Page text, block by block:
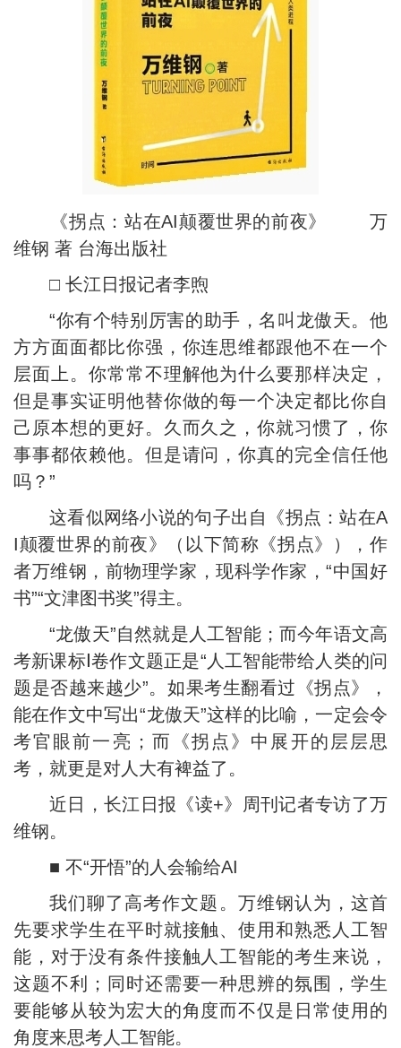
《拐点：站在AI颠覆世界的前夜》 万
维钢 著 台海出版社
□ 长江日报记者李煦
“你有个特别厉害的助手，名叫龙傲天。他
方方面面都比你强，你连思维都跟他不在一个
层面上。你常常不理解他为什么要那样决定，
但是事实证明他替你做的每一个决定都比你自
己原本想的更好。久而久之，你就习惯了，你
事事都依赖他。但是请问，你真的完全信任他
吗？”
这看似网络小说的句子出自《拐点：站在A
I颠覆世界的前夜》（以下简称《拐点》），作
者万维钢，前物理学家，现科学作家，“中国好
书”“文津图书奖”得主。
“龙傲天”自然就是人工智能；而今年语文高
考新课标Ⅰ卷作文题正是“人工智能带给人类的问
题是否越来越少”。如果考生翻看过《拐点》，
能在作文中写出“龙傲天”这样的比喻，一定会令
考官眼前一亮；而《拐点》中展开的层层思
考，就更是对人大有裨益了。
近日，长江日报《读+》周刊记者专访了万
维钢。
■ 不“开悟”的人会输给AI
我们聊了高考作文题。万维钢认为，这首
先要求学生在平时就接触、使用和熟悉人工智
能，对于没有条件接触人工智能的考生来说，
这题不利；同时还需要一种思辨的氛围，学生
要能够从较为宏大的角度而不仅是日常使用的
角度来思考人工智能。